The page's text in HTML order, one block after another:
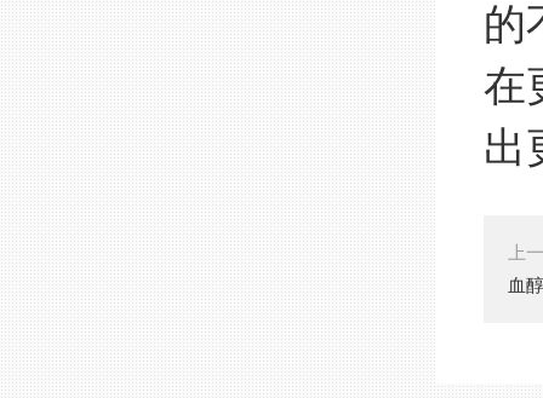
的
在
出
上
血